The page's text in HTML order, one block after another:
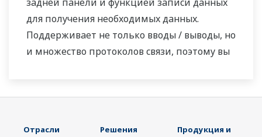
для получения необходимых данных.
Поддерживает не только вводы / выводы, но
и множество протоколов связи, поэтому вы
комплектации. Поддержка FDA 21 CFR Часть
Отрасли Решения
Продукция и